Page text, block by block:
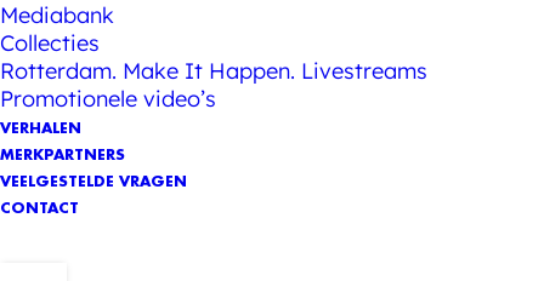
Mediabank
Collecties
Rotterdam. Make It Happen. Livestreams
Promotionele video’s
VERHALEN
MERKPARTNERS
VEELGESTELDE VRAGEN
CONTACT